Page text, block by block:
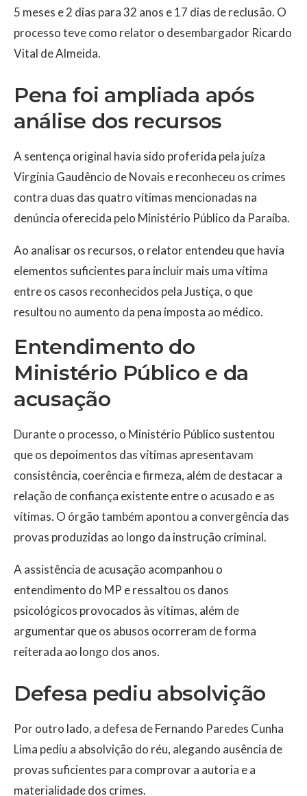
5 meses e 2 dias para 32 anos e 17 dias de reclusão. O
processo teve como relator o desembargador Ricardo
Vital de Almeida.
Pena foi ampliada após
análise dos recursos
A sentença original havia sido proferida pela juíza
Virgínia Gaudêncio de Novais e reconheceu os crimes
contra duas das quatro vítimas mencionadas na
denúncia oferecida pelo Ministério Público da Paraíba.
Ao analisar os recursos, o relator entendeu que havia
elementos suficientes para incluir mais uma vítima
entre os casos reconhecidos pela Justiça, o que
resultou no aumento da pena imposta ao médico.
Entendimento do
Ministério Público e da
acusação
Durante o processo, o Ministério Público sustentou
que os depoimentos das vítimas apresentavam
consistência, coerência e firmeza, além de destacar a
relação de confiança existente entre o acusado e as
vítimas. O órgão também apontou a convergência das
provas produzidas ao longo da instrução criminal.
A assistência de acusação acompanhou o
entendimento do MP e ressaltou os danos
psicológicos provocados às vítimas, além de
argumentar que os abusos ocorreram de forma
reiterada ao longo dos anos.
Defesa pediu absolvição
Por outro lado, a defesa de Fernando Paredes Cunha
Lima pediu a absolvição do réu, alegando ausência de
provas suficientes para comprovar a autoria e a
materialidade dos crimes.